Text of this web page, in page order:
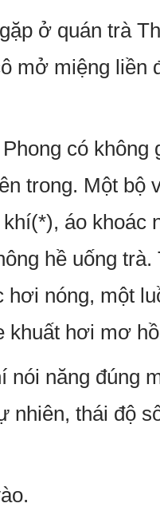
ở quán trà
mở miệng liền
có
trong. Một
áo
hề uống
hơi nóng, một
khuất hơi mơ
nói năng đúng
nhiên, thái độ